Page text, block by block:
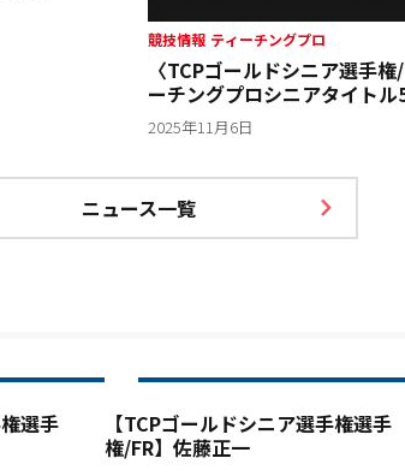
勝。ティーチ
競技情報 ティーチングプロ
〈TCPゴールドシニア選手権
ーチングプロシニアタイトル
う伊藤正己がトップ1打差2位
2025年11月6日
ニュース一覧
選手
【TCPゴールドシニア選手権選手
権/FR】佐藤正一